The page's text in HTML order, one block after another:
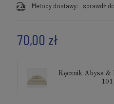
Metody dostawy:
sprawdź
70,00 zł
Ręcznik Abyss &